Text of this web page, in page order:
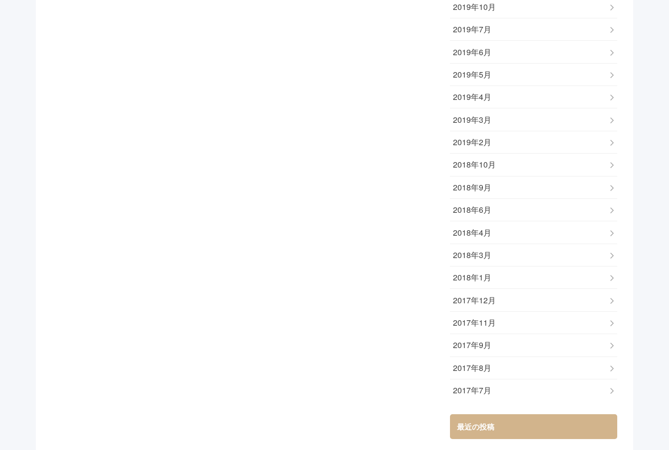
2019年10月
2019年7月
2019年6月
2019年5月
2019年4月
2019年3月
2019年2月
2018年10月
2018年9月
2018年6月
2018年4月
2018年3月
2018年1月
2017年12月
2017年11月
2017年9月
2017年8月
2017年7月
最近の投稿